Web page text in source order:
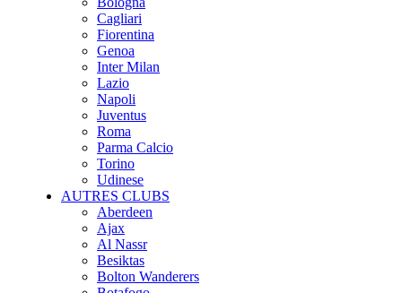
Cagliari
Fiorentina
Genoa
Inter Milan
Lazio
Napoli
Juventus
Roma
Parma Calcio
Torino
Udinese
AUTRES CLUBS
Aberdeen
Ajax
Al Nassr
Besiktas
Bolton Wanderers